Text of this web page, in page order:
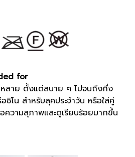
for
หลาย ตั้งแต่สบาย ๆ ไปจนถึงกึ่ง
โน สำหรับลุคประจำวัน หรือใส่คู่
ความสุภาพและดูเรียบร้อยมากขึ้น